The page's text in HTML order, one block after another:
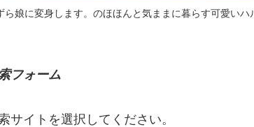
娘に変身します。のほほんと気ままに暮らす可愛いハ
フォーム
サイトを選択してください。